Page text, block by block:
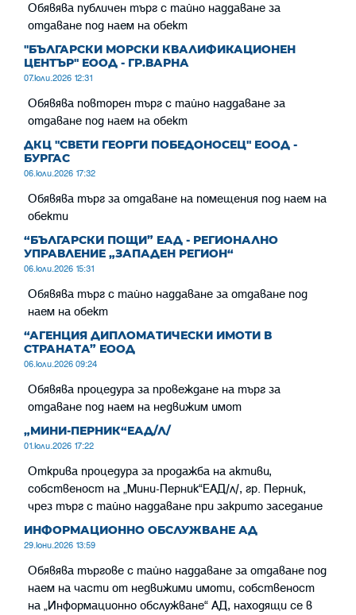
Обявява публичен търг с тайно наддаване за
отдаване под наем на обект
"БЪЛГАРСКИ МОРСКИ КВАЛИФИКАЦИОНЕН
ЦЕНТЪР" ЕООД - ГР.ВАРНА
07.юли.2026 12:31
Обявява повторен търг с тайно наддаване за
отдаване под наем на обект
ДКЦ "СВЕТИ ГЕОРГИ ПОБЕДОНОСЕЦ" ЕООД -
БУРГАС
06.юли.2026 17:32
Обявява търг за отдаване на помещения под наем на
обекти
“БЪЛГАРСКИ ПОЩИ” ЕАД - РЕГИОНАЛНО
УПРАВЛЕНИЕ „ЗАПАДЕН РЕГИОН“
06.юли.2026 15:31
Обявява търг с тайно наддаване за отдаване под
наем на обект
“АГЕНЦИЯ ДИПЛОМАТИЧЕСКИ ИМОТИ В
СТРАНАТА” ЕООД
06.юли.2026 09:24
Обявява процедура за провеждане на търг за
отдаване под наем на недвижим имот
„МИНИ-ПЕРНИК“ЕАД/Л/
01.юли.2026 17:22
Открива процедура за продажба на активи,
собственост на „Мини-Перник“ЕАД/л/, гр. Перник,
чрез търг с тайно наддаване при закрито заседание
ИНФОРМАЦИОННО ОБСЛУЖВАНЕ АД
29.юни.2026 13:59
Обявява търгове с тайно наддаване за отдаване под
наем на части от недвижими имоти, собственост
на „Информационно обслужване“ АД, находящи се в